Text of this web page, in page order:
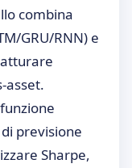
combina
GRU/RNN) e
asset.
previsione
Sharpe,